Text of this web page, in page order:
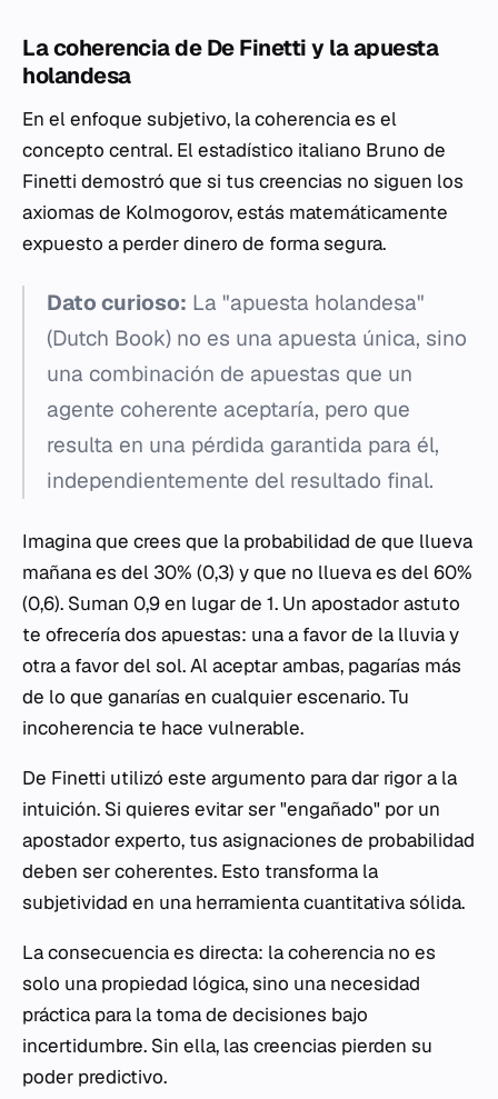
La coherencia de De Finetti y la apuesta
holandesa
En el enfoque subjetivo, la coherencia es el
concepto central. El estadístico italiano Bruno de
Finetti demostró que si tus creencias no siguen los
axiomas de Kolmogorov, estás matemáticamente
expuesto a perder dinero de forma segura.
Dato curioso: La "apuesta holandesa"
(Dutch Book) no es una apuesta única, sino
una combinación de apuestas que un
agente coherente aceptaría, pero que
resulta en una pérdida garantida para él,
independientemente del resultado final.
Imagina que crees que la probabilidad de que llueva
mañana es del 30% (0,3) y que no llueva es del 60%
(0,6). Suman 0,9 en lugar de 1. Un apostador astuto
te ofrecería dos apuestas: una a favor de la lluvia y
otra a favor del sol. Al aceptar ambas, pagarías más
de lo que ganarías en cualquier escenario. Tu
incoherencia te hace vulnerable.
De Finetti utilizó este argumento para dar rigor a la
intuición. Si quieres evitar ser "engañado" por un
apostador experto, tus asignaciones de probabilidad
deben ser coherentes. Esto transforma la
subjetividad en una herramienta cuantitativa sólida.
La consecuencia es directa: la coherencia no es
solo una propiedad lógica, sino una necesidad
práctica para la toma de decisiones bajo
incertidumbre. Sin ella, las creencias pierden su
poder predictivo.